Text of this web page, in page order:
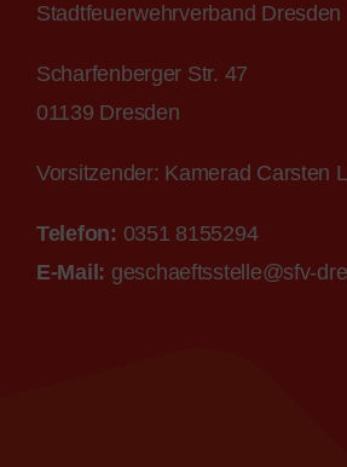
Stadtfeuerwehrverband Dresden
Scharfenberger Str. 47
01139 Dresden
Vorsitzender: Kamerad Carsten
Telefon: 0351 8155294
E-Mail : geschaeftsstelle@sfv-dr